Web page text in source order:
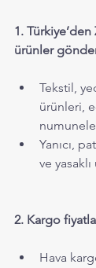
1.
ürünler
Tekstil,
ürünleri,
Yanıcı,
ve
2. Kargo
Hava